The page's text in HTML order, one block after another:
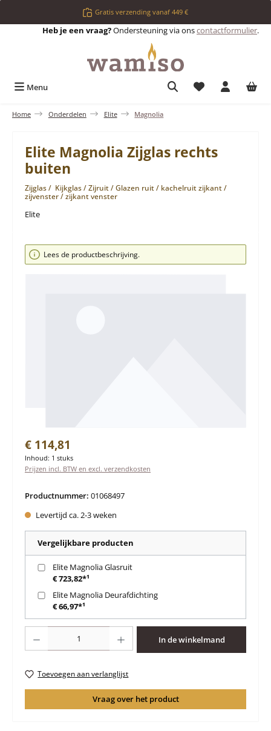
Ga naar de hoofdinhoudGratis verzending vanaf 449 €
Heb je een vraag?Ondersteuning via onscontactformulier.
Menu Je hebt 0 items
Home Onderdelen Elite Magnolia
Elite Magnolia Zijglas rechts
buiten
Zijglas / Kijkglas / Zijruit / Glazen ruit / kachelruit zijkant /
zijvenster / zijkant venster
Elite
Afbeeldingengalerij overslaan
Lees de productbeschrijving.
Normale prijs:
€ 114,81
Inhoud: 1 stuks
Prijzen incl. BTW en excl. verzendkosten
Productnummer: 01068497
Levertijd ca. 2-3 weken
Vergelijkbare producten
Elite Magnolia Glasruit
€ 723,82*¹
Elite Magnolia Deurafdichting
€ 66,97*¹
In de winkelmand
Toevoegen aan verlanglijst
Vraag over het product